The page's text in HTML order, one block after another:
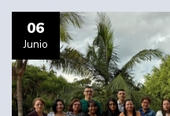
06
Junio